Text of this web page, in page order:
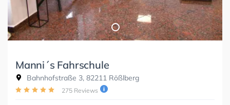
Manni´s Fahrschule
Bahnhofstraße 3, 82211 Rößlberg
275 Reviews